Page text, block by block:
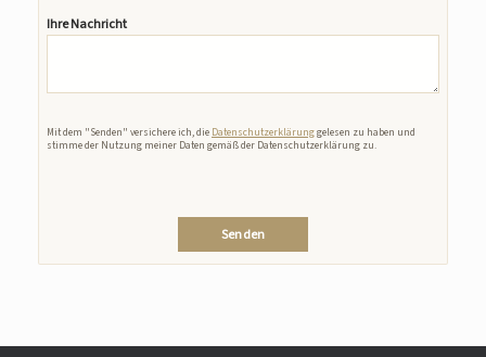
Ihre Nachricht
Mit dem "Senden" versichere ich, die Datenschutzerklärunggelesen zu haben und
stimme der Nutzung meiner Daten gemäß der Datenschutzerklärung zu.